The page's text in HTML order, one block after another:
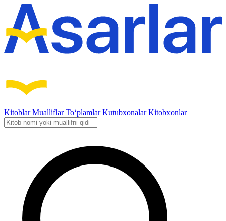
KitoblarMualliflarTo‘plamlarKutubxonalarKitobxonlar